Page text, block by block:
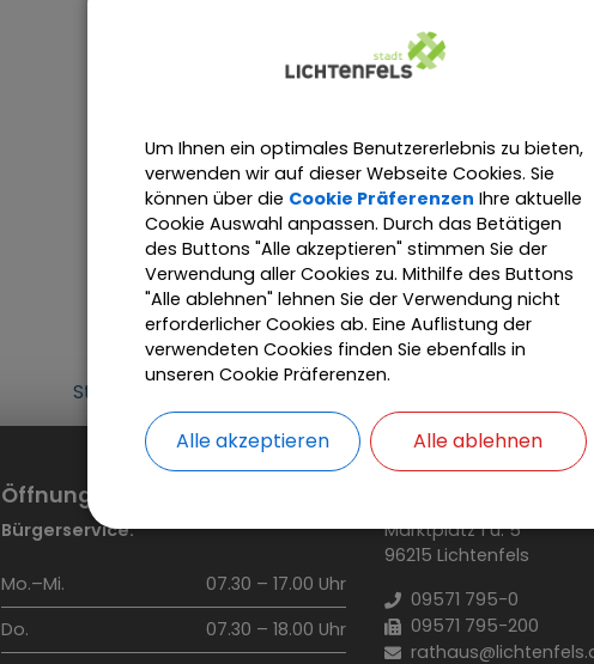
Stadt Lichtenfels
Öffnungszeiten
Bürgerservice:
Mo.–Mi.
07.30 – 17.00 Uhr
Do.
07.30 – 18.00 Uhr
Marktplatz 1 u. 5
96215 Lichtenfels
09571 795-0
09571 795-200
Um Ihnen ein optimales Benutzererlebnis zu bieten,
verwenden wir auf dieser Webseite Cookies. Sie
können über die Cookie Präferenzen Ihre aktuelle
Cookie Auswahl anpassen. Durch das Betätigen
des Buttons "Alle akzeptieren" stimmen Sie der
Verwendung aller Cookies zu. Mithilfe des Buttons
"Alle ablehnen" lehnen Sie der Verwendung nicht
erforderlicher Cookies ab. Eine Auflistung der
verwendeten Cookies finden Sie ebenfalls in
unseren Cookie Präferenzen.
Alle akzeptieren Alle ablehnen